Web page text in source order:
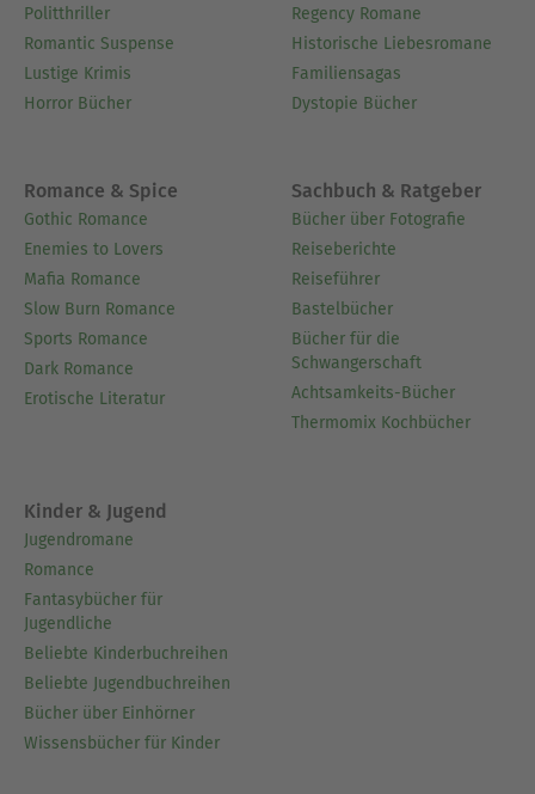
Politthriller
Romantic Suspense
Lustige Krimis
Horror Bücher
Regency Romane
Historische Liebesromane
Familiensagas
Dystopie Bücher
Romance & Spice
Gothic Romance
Enemies to Lovers
Mafia Romance
Slow Burn Romance
Sports Romance
Dark Romance
Erotische Literatur
Sachbuch & Ratgeber
Bücher über Fotografie
Reiseberichte
Reiseführer
Bastelbücher
Bücher für die
Schwangerschaft
Achtsamkeits-Bücher
Thermomix Kochbücher
Kinder & Jugend
Jugendromane
Romance
Fantasybücher für
Jugendliche
Beliebte Kinderbuchreihen
Beliebte Jugendbuchreihen
Bücher über Einhörner
Wissensbücher für Kinder